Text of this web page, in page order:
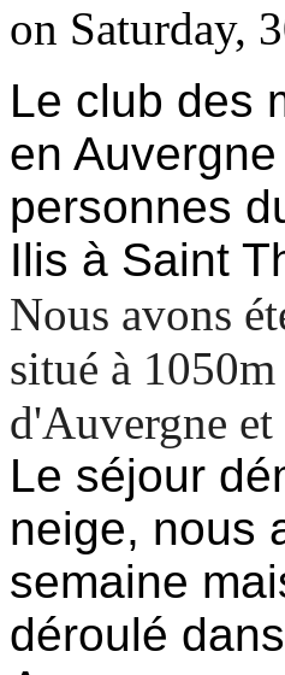
on Saturday,
Le club des
en
personnes
Ilis à Saint
Nous avons
situé à
d'Auvergne
Le séjour
neige, nous
semaine
déroulé